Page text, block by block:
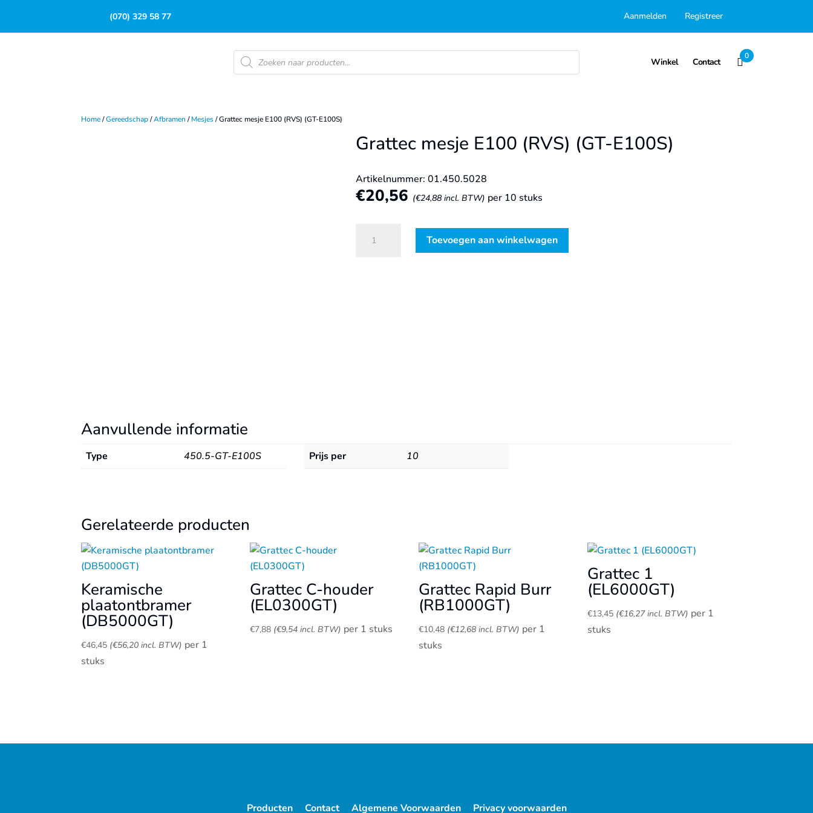
(070) 329 58 77 Aanmelden Registreer
Producten
zoeken Winkel Contact
0
Home/Gereedschap/Afbramen /Mesjes/ Grattec mesje E100 (RVS) (GT-E100S)
Grattec mesje E100 (RVS) (GT-E100S)
Artikelnummer: 01.450.5028
€20,56 (€24,88incl. BTW) per 10 stuks
mesje
Toevoegen aan winkelwagen
Aanvullende informatie
Type 450.5-GT-E100S Prijs per 10
Gerelateerde producten
Keramische
plaatontbramer
(DB5000GT)
€46,45 (€56,20 incl. BTW) per 1
stuks
Grattec C-houder
(EL0300GT)
€7,88 (€9,54 incl. BTW) per 1 stuks
Grattec Rapid Burr
(RB1000GT)
€10,48 (€12,68 incl. BTW) per 1
stuks
Grattec 1
(EL6000GT)
€13,45 (€16,27incl. BTW) per 1
stuks
Producten Contact Algemene Voorwaarden Privacy voorwaarden